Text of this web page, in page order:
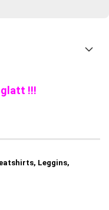
glatt !!!
Leggins,